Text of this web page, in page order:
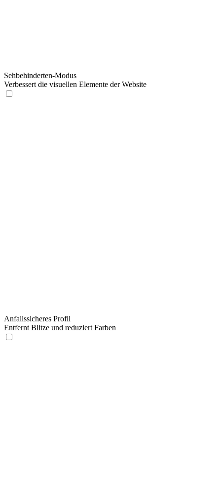
Sehbehinderten-Modus
Verbessert die visuellen Elemente der Website
Anfallssicheres Profil
Entfernt Blitze und reduziert Farben